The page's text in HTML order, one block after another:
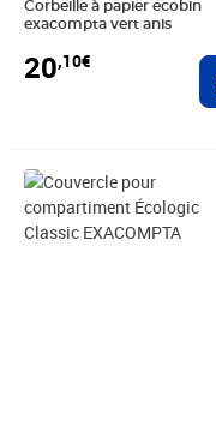
Corbeille à papier ecobin
exacompta vert anis
20,10€
Prix 8,23€